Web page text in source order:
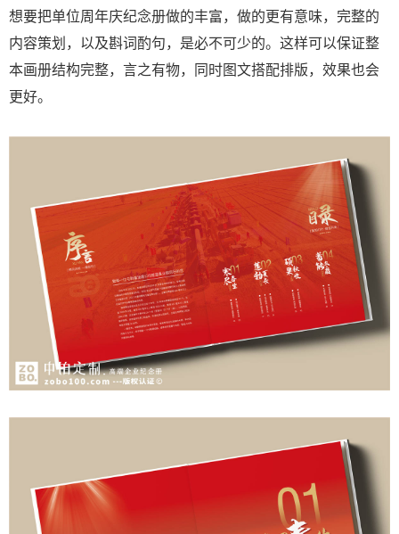
想要把单位周年庆纪念册做的丰富，做的更有意味，完整的
内容策划，以及斟词酌句，是必不可少的。这样可以保证整
本画册结构完整，言之有物，同时图文搭配排版，效果也会
更好。